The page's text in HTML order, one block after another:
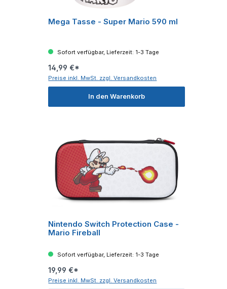
Mega Tasse - Super Mario 590 ml
Sofort verfügbar, Lieferzeit: 1-3 Tage
14,99 €*
Preise inkl. MwSt. zzgl. Versandkosten
In den Warenkorb
Nintendo Switch Protection Case -
Mario Fireball
Sofort verfügbar, Lieferzeit: 1-3 Tage
19,99 €*
Preise inkl. MwSt. zzgl. Versandkosten